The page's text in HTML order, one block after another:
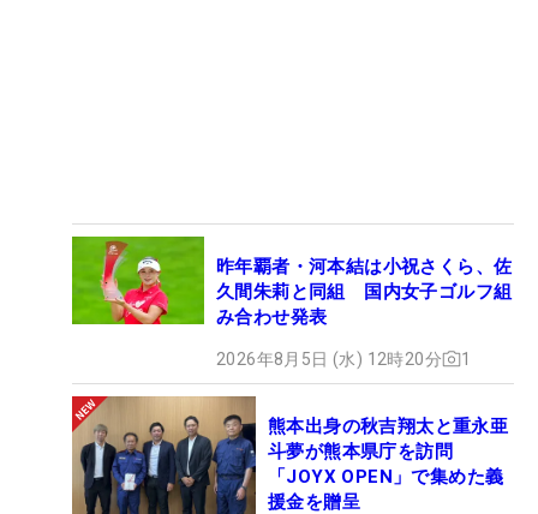
昨年覇者・河本結は小祝さくら、佐
久間朱莉と同組 国内女子ゴルフ組
み合わせ発表
2026年8月5日 (水) 12時20分 1
熊本出身の秋吉翔太と重永亜
斗夢が熊本県庁を訪問
「JOYX OPEN」で集めた義
援金を贈呈